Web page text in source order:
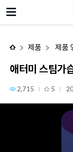
애터미 스팀가습
제품 제품
애터미 스팀가
2,715 5